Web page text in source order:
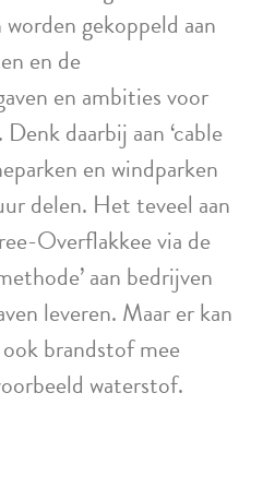
gekoppeld aan
en de
en ambities voor
daarbij aan ‘cable
en windparken
delen. Het teveel aan
Overflakkee via de
aan bedrijven
leveren. Maar er kan
brandstof mee
waterstof.